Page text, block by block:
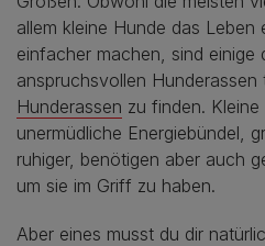
allem kleine Hunde das Leben
einfacher machen, sind einige
anspruchsvollen
Hunderassen zu finden.
unermüdliche Energiebündel,
ruhiger, benötigen aber auch
um sie im Griff zu haben.
Aber eines musst du dir